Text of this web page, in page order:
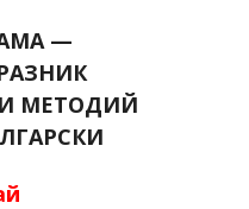
—
МЕТОДИЙ